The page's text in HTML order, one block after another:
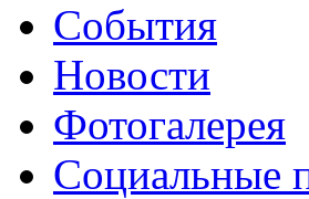
События
Новости
Фотогалерея
Социальные